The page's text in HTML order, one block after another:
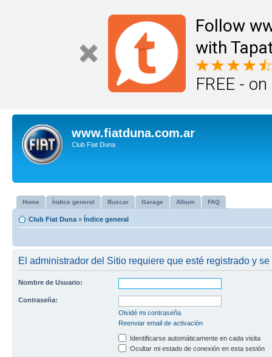
Follow
with
FREE -
www.fiatduna.com.ar
Club Fiat Duna
Home Índice general Buscar Garage Album FAQ
Club Fiat Duna » Índice general
El administrador del Sitio requiere que esté registrado y
Nombre de Usuario:
Contraseña:
Olvidé mi contraseña
Reenviar email de activación
Identificarse automáticamente en cada visita
Ocultar mi estado de conexión en esta sesión